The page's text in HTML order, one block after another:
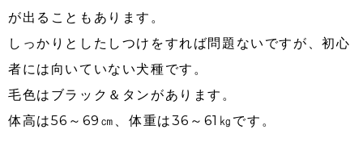
が出ることもあります。
しっかりとしたしつけをすれば問題ないですが、初心
者には向いていない犬種です。
毛色はブラック＆タンがあります。
体高は56～69㎝、体重は36～61㎏です。